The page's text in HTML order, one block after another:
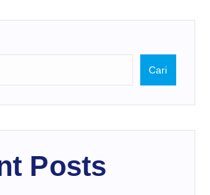
Cari
Posts